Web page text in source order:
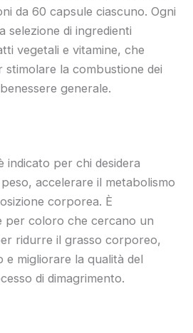
da 60 capsule ciascuno. Ogni
selezione di ingredienti
vegetali e vitamine, che
stimolare la combustione dei
generale.
indicato per chi desidera
accelerare il metabolismo
corporea. È
per coloro che cercano un
ridurre il grasso corporeo,
e migliorare la qualità del
di dimagrimento.